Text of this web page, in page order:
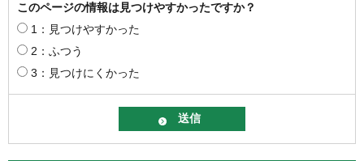
このページの情報は見つけやすかったですか？
1：見つけやすかった
2：ふつう
3：見つけにくかった